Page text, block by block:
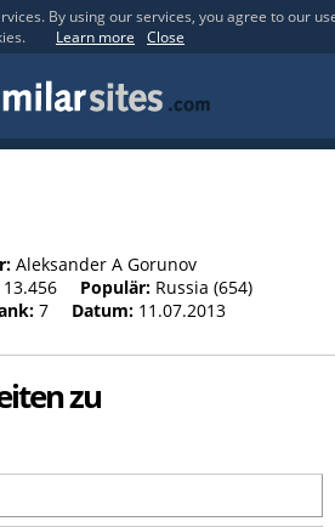
By using our services, you agree to our
Learn more Close
Aleksander A Gorunov
13.456 Populär: Russia (654)
7 Datum: 11.07.2013
zu